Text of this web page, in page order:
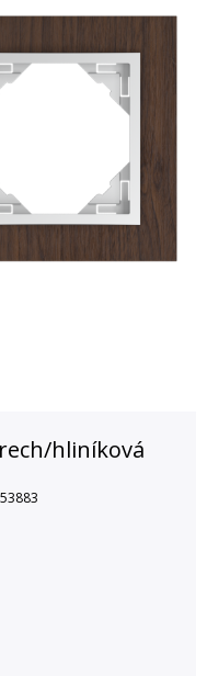
hliníková